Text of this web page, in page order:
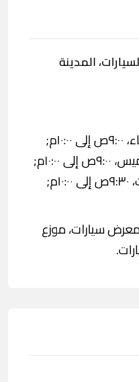
المدينة
الاثنين، ٩:٠٠ص إلى ١٠:٠٠م; الثلاثاء، ٩:٠٠ص إلى ١٠:٠٠م;
الأربعاء، ٩:٠٠ص إلى ١٠:٠٠م; الخميس، ٩:٠٠ص إلى ١٠:٠٠م;
الجمعة، ٣:٣٠ إلى ١٠:٠٠م; السبت، ٩:٣٠ص إلى ١٠:٠٠م;
معرض سيارات، موزع